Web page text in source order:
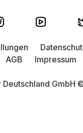
Deutschland GmbH
AGB
Impressum